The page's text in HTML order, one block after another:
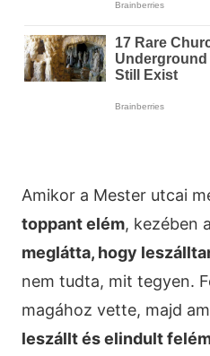
Amikor a Mester utcai
toppant elém, kezében
meglátta, hogy
nem tudta, mit tegyen.
magához vette, majd
leszállt és elindult